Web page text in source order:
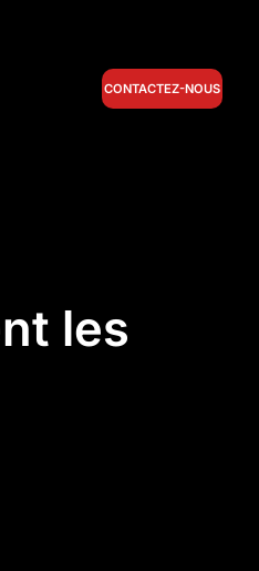
CONTACTEZ-NOUS
les